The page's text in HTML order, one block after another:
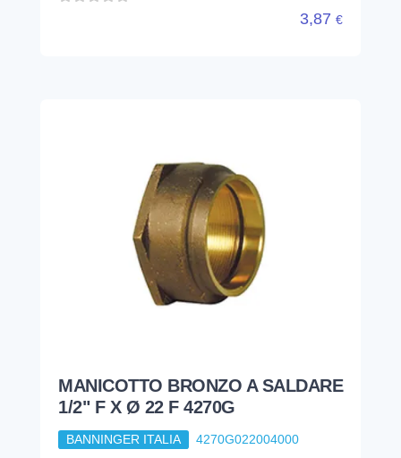
3,87 €
MANICOTTO BRONZO A SALDARE
1/2" F X Ø 22 F 4270G
BANNINGER ITALIA 4270G022004000